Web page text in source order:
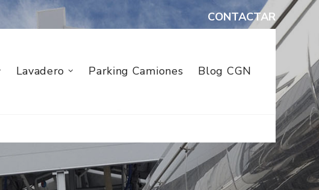
CONTACTAR
Lavadero Parking Camiones Blog CGN